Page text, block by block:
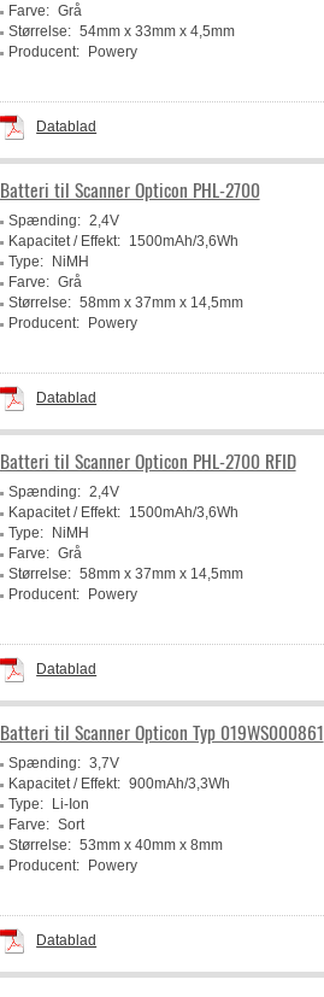
Farve: Grå
Størrelse: 54mm x 33mm x 4,5mm
Producent:
Powery
Datablad
Batteri til Scanner Opticon PHL-2700
Spænding: 2,4V
Kapacitet / Effekt:
1500mAh/3,6Wh
Type:
NiMH
Farve: Grå
Størrelse: 58mm x 37mm x 14,5mm
Producent:
Powery
Datablad
Batteri til Scanner Opticon PHL-2700 RFID
Spænding: 2,4V
Kapacitet / Effekt:
1500mAh/3,6Wh
Type:
NiMH
Farve: Grå
Størrelse: 58mm x 37mm x 14,5mm
Producent:
Powery
Datablad
Batteri til Scanner Opticon Typ 019WS000861
Spænding: 3,7V
Kapacitet / Effekt: 900mAh/3,3Wh
Type:
Li-Ion
Farve: Sort
Størrelse: 53mm x 40mm x 8mm
Producent:
Powery
Datablad